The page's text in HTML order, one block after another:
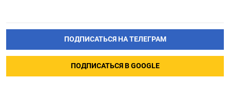
ПОДПИСАТЬСЯ НА ТЕЛЕГРАМ
ПОДПИСАТЬСЯ В GOOGLE